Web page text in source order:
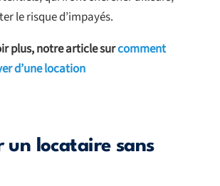
le risque d’impayés.
plus, notre article surcomment
d’une location
un locataire sans